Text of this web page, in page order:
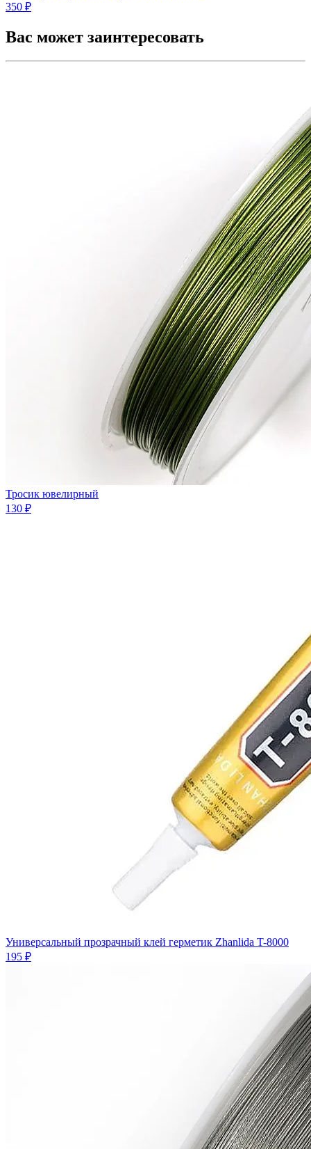
350 ₽
Вас может заинтересовать
Тросик ювелирный
130 ₽
Универсальный прозрачный клей герметик Zhanlida T-8000
195 ₽